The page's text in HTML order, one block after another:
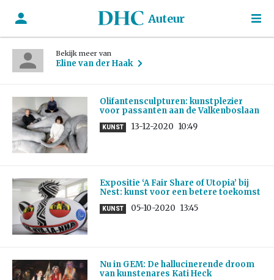
Auteur
Bekijk meer van
Eline van der Haak
Olifantensculpturen: kunstplezier
voor passanten aan de Valkenboslaan
KUNST 13-12-2020 10:49
Expositie ‘A Fair Share of Utopia’ bij
Nest: kunst voor een betere toekomst
KUNST 05-10-2020 13:45
Nu in GEM: De hallucinerende droom
van kunstenares Kati Heck